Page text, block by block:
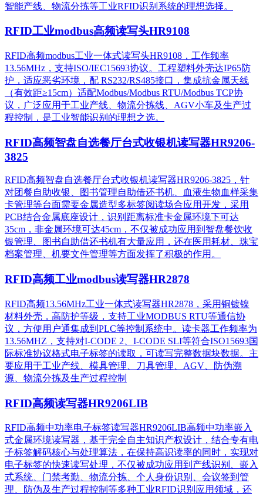
智能产线、物流分拣等工业RFID识别系统的理想选择。
RFID工业modbus高频读写头HR9108
RFID高频modbus工业一体式读写头HR9108，工作频率
13.56MHz，支持ISO/IEC15693协议。工程塑料外壳达IP65防
护，适应恶劣环境，配 RS232/RS485接口，集成抗金属天线
（有效距≥15cm）适配Modbus/Modbus RTU/Modbus TCP协
议，广泛应用于工业产线、物流分拣线、AGV小车及生产过
程控制，是工业智能识别的理想之选。
RFID高频智盘自选餐厅台式收银机读写器HR9206-
3825
RFID高频智盘自选餐厅台式收银机读写器HR9206-3825，针
对团餐自助收银、图书管理自助借还书机、血液生物血样采集
卡管理等台面需要金属造型多标签阅读场合应用开发，采用
PCB结合金属底座设计，识别距离标准卡金属环境下可达
35cm，非金属环境可达45cm，不仅被成功应用到智盘餐饮收
银管理、图书自助借还书机有大量应用，还在医用耗材、珠宝
档案管理、机要文件管理等方面发挥了积极的作用。
RFID高频工业modbus读写器HR2878
RFID高频13.56MHz工业一体式读写器HR2878，采用铜镀镍
材料外壳，高防护等级，支持工业MODBUS RTU等通信协
议，方便用户通集成到PLC等控制系统中。读卡器工作频率为
13.56MHZ，支持对I-CODE 2、I-CODE SLI等符合ISO15693国
际标准协议格式电子标签的读取，可读写完整数据块数据。主
要应用于工业产线、模具管理、刀具管理、AGV、防伪溯
源、物流分拣及生产过程控制
RFID高频读写器HR9206LIB
RFID高频中功率电子标签读写器HR9206LIB高频中功率嵌入
式金属环境读写器，基于完全自主知识产权设计，结合专有电
子标签解码核心与处理算法，在保持高识读率的同时，实现对
电子标签的快速读写处理，不仅被成功应用到产线识别、嵌入
式系统、门禁考勤、物流分拣、个人身份识别、会议签到管
理、防伪及生产过程控制等多种工业RFID识别应用领域，还